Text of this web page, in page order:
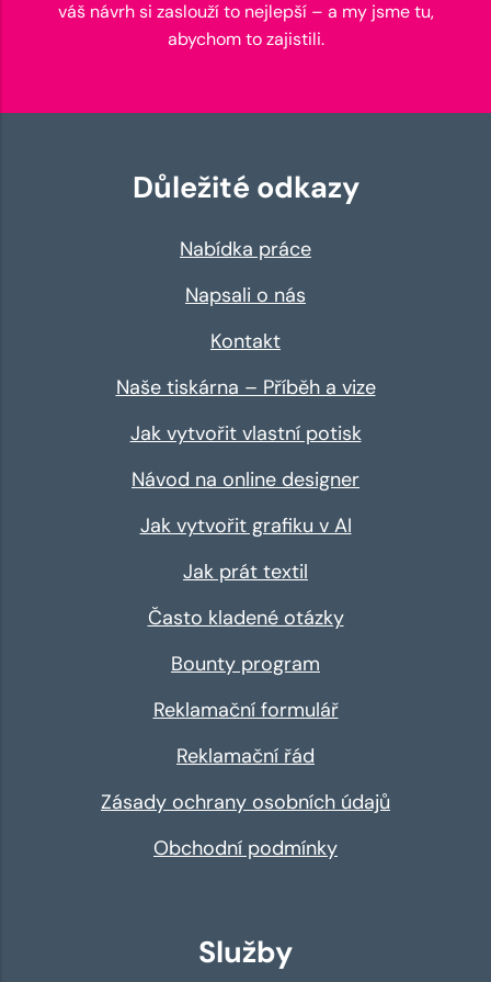
váš návrh si zaslouží to nejlepší – a my jsme tu,
abychom to zajistili.
Důležité odkazy
Nabídka práce
Napsali o nás
Kontakt
Naše tiskárna – Příběh a vize
Jak vytvořit vlastní potisk
Návod na online designer
Jak vytvořit grafiku v AI
Jak prát textil
Často kladené otázky
Bounty program
Reklamační formulář
Reklamační řád
Zásady ochrany osobních údajů
Obchodní podmínky
Služby